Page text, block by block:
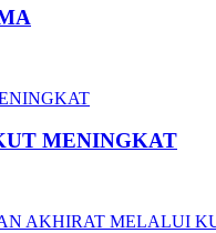
MENINGKAT